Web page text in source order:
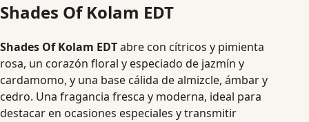
Shades Of Kolam EDT
Shades Of Kolam EDTabre con cítricos y pimienta
rosa, un corazón floral y especiado de jazmín y
cardamomo, y una base cálida de almizcle, ámbar y
cedro. Una fragancia fresca y moderna, ideal para
destacar en ocasiones especiales y transmitir